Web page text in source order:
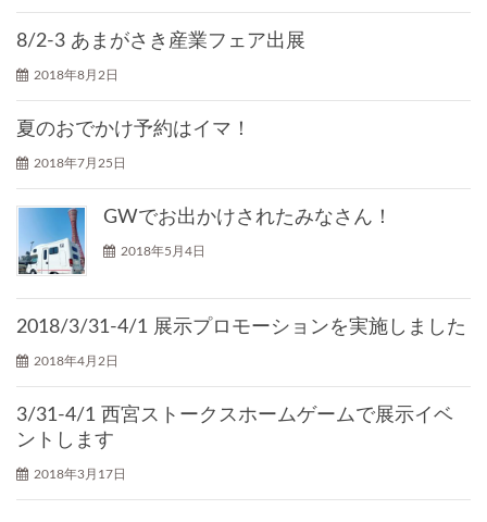
8/2-3 あまがさき産業フェア出展
2018年8月2日
夏のおでかけ予約はイマ！
2018年7月25日
GWでお出かけされたみなさん！
2018年5月4日
2018/3/31-4/1 展示プロモーションを実施しました
2018年4月2日
3/31-4/1 西宮ストークスホームゲームで展示イベ
ントします
2018年3月17日